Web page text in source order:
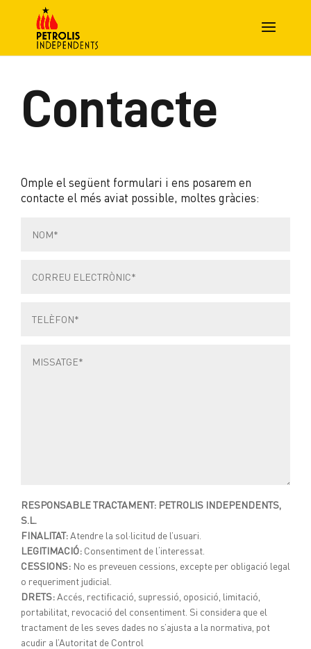
Contacte
Omple el següent formulari i ens posarem en
contacte el més aviat possible, moltes gràcies:
RESPONSABLE TRACTAMENT: PETROLIS INDEPENDENTS,
S.L.
FINALITAT:Atendre la sol·licitud de l’usuari.
LEGITIMACIÓ: Consentiment de l‘interessat.
CESSIONS: No es preveuen cessions, excepte per obligació legal
o requeriment judicial.
DRETS:Accés, rectificació, supressió, oposició, limitació,
portabilitat, revocació del consentiment. Si considera que el
tractament de les seves dades no s’ajusta a la normativa, pot
acudir a l’Autoritat de Control